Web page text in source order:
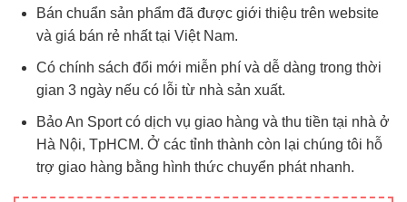
Bán chuẩn sản phẩm đã được giới thiệu trên website
và giá bán rẻ nhất tại Việt Nam.
Có chính sách đổi mới miễn phí và dễ dàng trong thời
gian 3 ngày nếu có lỗi từ nhà sản xuất.
Bảo An Sport có dịch vụ giao hàng và thu tiền tại nhà ở
Hà Nội, TpHCM. Ở các tỉnh thành còn lại chúng tôi hỗ
trợ giao hàng bằng hình thức chuyển phát nhanh.